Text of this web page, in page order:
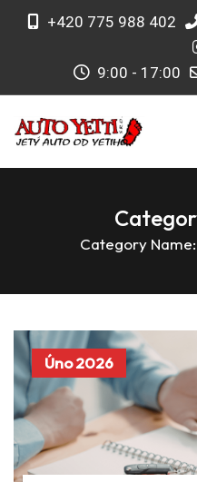
+420 775 988 402
9:00 - 17:00
Category Name:
Úno 2026